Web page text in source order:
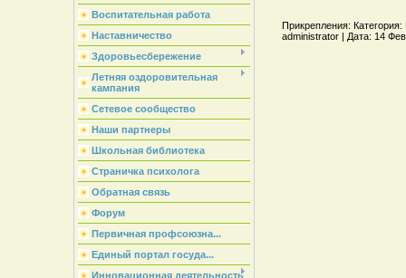
Воспитательная работа
Наставничество
Здоровьесбережение
Летняя оздоровительная
кампания
Сетевое сообщество
Наши партнеры
Школьная библиотека
Страничка психолога
Обратная связь
Форум
Первичная профсоюзна...
Единый портал госуда...
Инновационная деятельность
Прикрепления:
administrator | Дата: 14